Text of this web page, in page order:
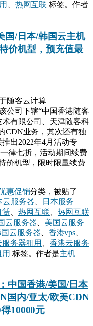
热网互联 标签。 作者
国/日本/韩国云主机
价机型，预充值最
随客云计算
公司下辖“中国香港随客
有限公司、天津随客科
CDN业务，其次还有独
出2022年4月活动专
律七折，活动期间续费
价机型，限时限量续费
惠促销分类，被贴了
云服务器
日本服务
赁 热网互联
热网互联
云服务器
美国云服务
国云服务器 香港vps
服务器租用
香港云服务
标签。 作者是主机
中国香港/美国/日本
国内/亚太/欧美CDN
10000元